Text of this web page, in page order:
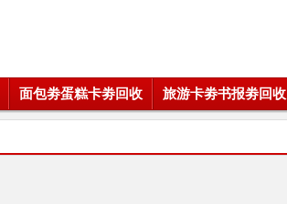
面包劵蛋糕卡劵回收 旅游卡劵书报劵回收